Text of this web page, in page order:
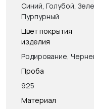
Синий, Голубой,
Пурпурный
Цвет покрытия
изделия
Родирование,
Проба
925
Материал